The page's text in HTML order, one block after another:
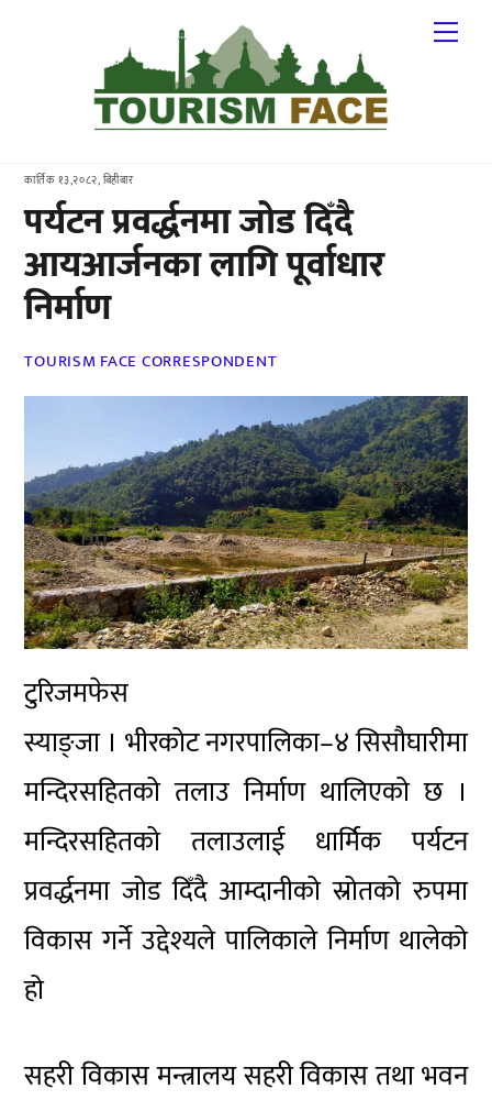
कार्तिक १३,२०८२, बिहीबार
पर्यटन प्रवर्द्धनमा जोड दिँदै
आयआर्जनका लागि पूर्वाधार
निर्माण
TOURISM FACE CORRESPONDENT
टुरिजमफेस
स्याङ्जा । भीरकोट नगरपालिका–४ सिसौघारीमा
मन्दिरसहितको तलाउ निर्माण थालिएको छ ।
मन्दिरसहितको तलाउलाई धार्मिक पर्यटन
प्रवर्द्धनमा जोड दिँदै आम्दानीको स्रोतको रुपमा
विकास गर्ने उद्देश्यले पालिकाले निर्माण थालेको
हो
सहरी विकास मन्त्रालय सहरी विकास तथा भवन